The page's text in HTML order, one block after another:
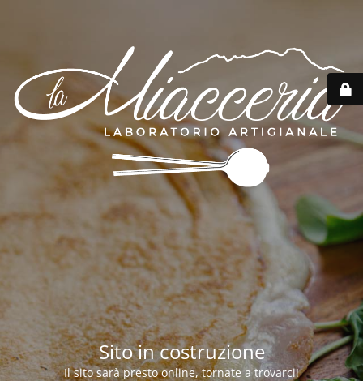
Sito in costruzione
Il sito sarà presto online, tornate a trovarci!